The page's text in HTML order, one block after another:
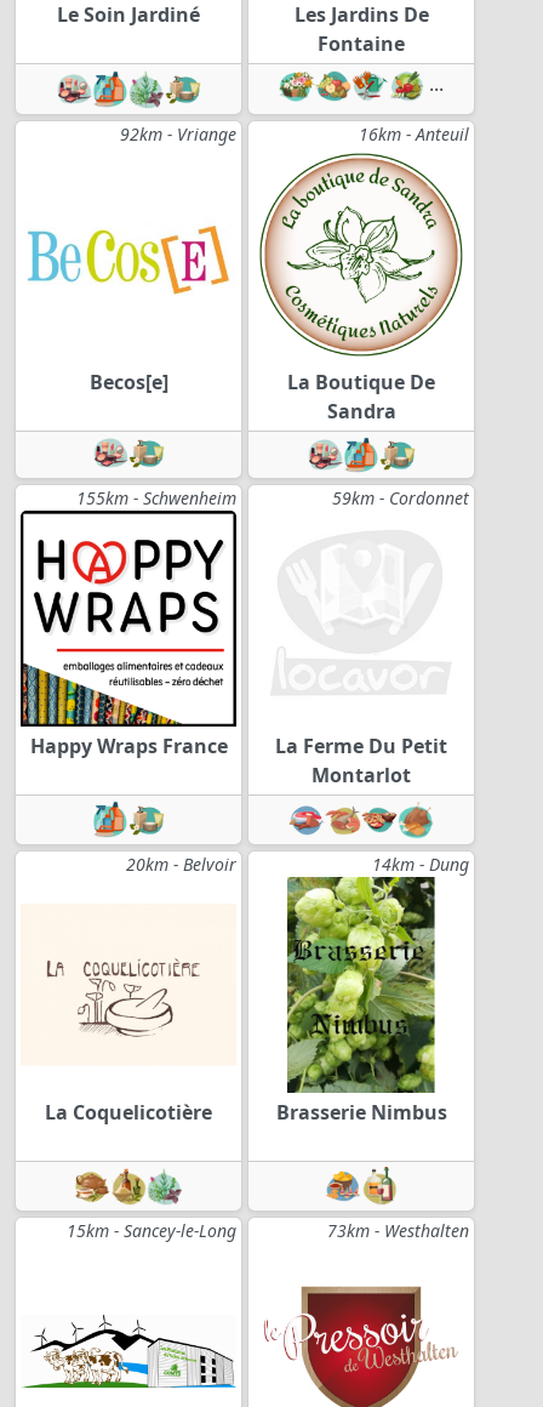
Le Soin Jardiné
Les Jardins De
Fontaine
...
92km - Vriange
Becos[e]
16km - Anteuil
La Boutique De
Sandra
155km - Schwenheim
Happy Wraps France
59km - Cordonnet
La Ferme Du Petit
Montarlot
20km - Belvoir
La Coquelicotière
14km - Dung
Brasserie Nimbus
15km - Sancey-le-Long 73km - Westhalten